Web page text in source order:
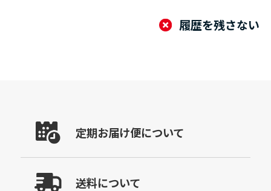
履歴を残さない
定期お届け便について
送料について